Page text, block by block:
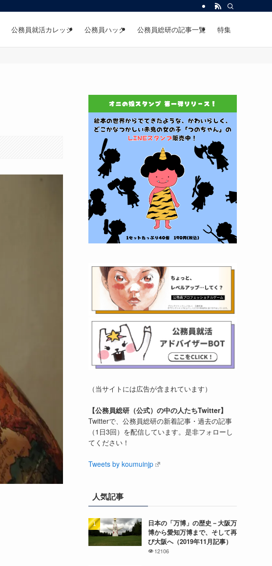
公務員就活カレッジ 公務員ハック 公務員総研の記事一覧 特集
（当サイトには広告が含まれています）
【公務員総研（公式）の中の人たちTwitter】
Twitterで、公務員総研の新着記事・過去の記事
（1日3回）を配信しています。是非フォローし
てください！
Tweets by koumuinjp
人気記事
日本の「万博」の歴史－大阪万
博から愛知万博まで、そして再
び大阪へ（2019年11月記事）
12106